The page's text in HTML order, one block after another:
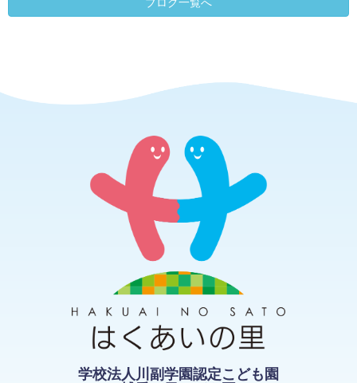
ブログ一覧へ
学校法人川副学園認定こども園